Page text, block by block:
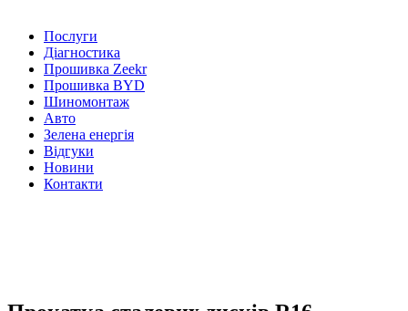
Послуги
Діагностика
Прошивка Zeekr
Прошивка BYD
Шиномонтаж
Авто
Зелена енергія
Відгуки
Новини
Контакти